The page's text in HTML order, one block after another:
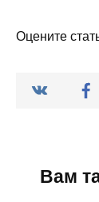
Оцените
Вам